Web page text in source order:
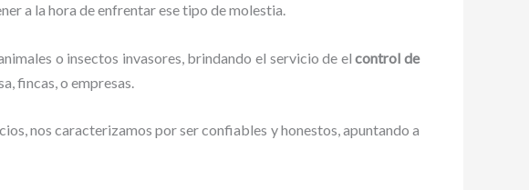
a la hora de enfrentar ese tipo de molestia.
o insectos invasores, brindando el servicio de elcontrol de
fincas, o empresas.
nos caracterizamos por ser confiables y honestos, apuntando a